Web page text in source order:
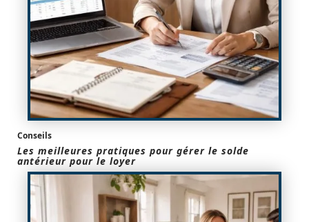
Conseils
Les meilleures pratiques pour gérer le solde
antérieur pour le loyer